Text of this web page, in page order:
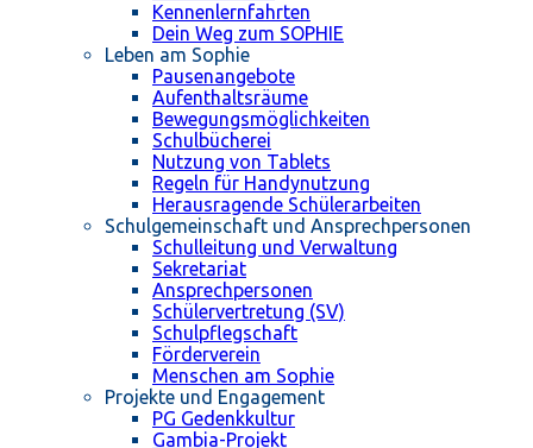
Kennenlernfahrten
Dein Weg zum SOPHIE
Leben am Sophie
Pausenangebote
Aufenthaltsräume
Bewegungsmöglichkeiten
Schulbücherei
Nutzung von Tablets
Regeln für Handynutzung
Herausragende Schülerarbeiten
Schulgemeinschaft und Ansprechpersonen
Schulleitung und Verwaltung
Sekretariat
Ansprechpersonen
Schülervertretung (SV)
Schulpflegschaft
Förderverein
Menschen am Sophie
Projekte und Engagement
PG Gedenkkultur
Gambia-Projekt